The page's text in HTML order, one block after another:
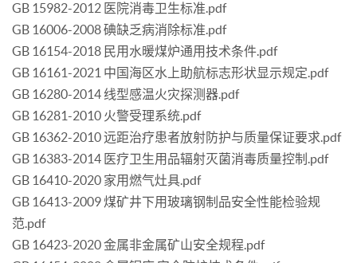
GB 15982-2012 医院消毒卫生标准.pdf
GB 16006-2008 碘缺乏病消除标准.pdf
GB 16154-2018 民用水暖煤炉通用技术条件.pdf
GB 16161-2021 中国海区水上助航标志形状显示规定.pdf
GB 16280-2014 线型感温火灾探测器.pdf
GB 16281-2010 火警受理系统.pdf
GB 16362-2010 远距治疗患者放射防护与质量保证要求.pdf
GB 16383-2014 医疗卫生用品辐射灭菌消毒质量控制.pdf
GB 16410-2020 家用燃气灶具.pdf
GB 16413-2009 煤矿井下用玻璃钢制品安全性能检验规
范.pdf
GB 16423-2020 金属非金属矿山安全规程.pdf